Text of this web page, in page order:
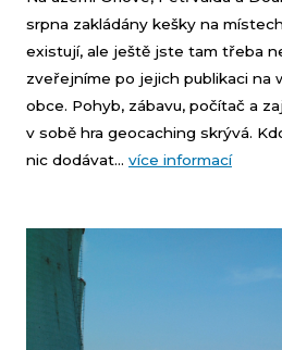
srpna zakládány kešky na
existují, ale ještě jste tam třeba
zveřejníme po jejich publikaci na
obce. Pohyb, zábavu, počítač a
v sobě hra geocaching skrývá.
nic dodávat... více informací